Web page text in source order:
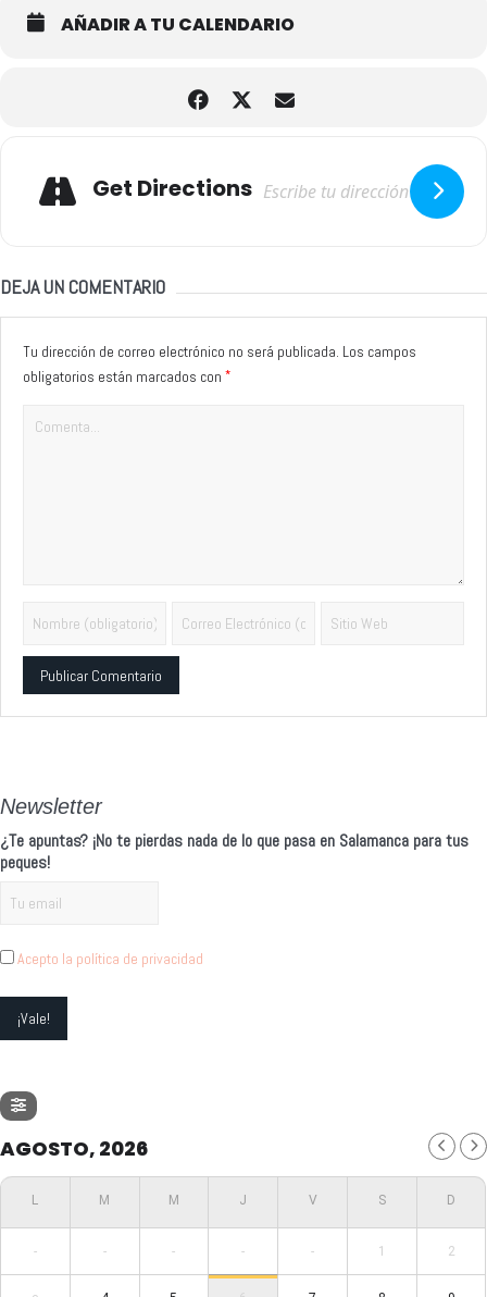
AÑADIR A TU CALENDARIO
Get Directions
DEJA UN COMENTARIO
Tu dirección de correo electrónico no será publicada. Los campos
obligatorios están marcados con *
Newsletter
¿Te apuntas? ¡No te pierdas nada de lo que pasa en Salamanca para tus
peques!
Acepto la política de privacidad
AGOSTO, 2026
- - - - - 1 2